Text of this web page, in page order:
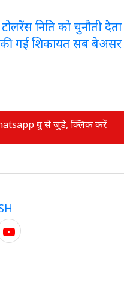
टोलरेंस निति को चुनौती
गई शिकायत सब बेअसर
ग्रुप से जुड़े, क्लिक करें